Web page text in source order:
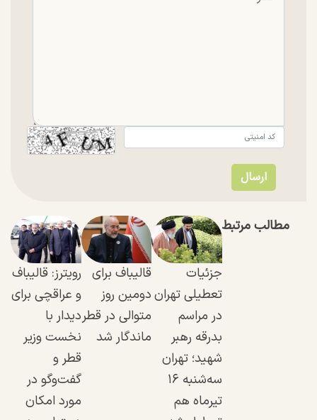
مطالب مرتبط
جزئیات
تعطیلی تهران
در مراسم
بدرقه رهبر
شهید؛ تهران
سه‌شنبه ۱۶
تیرماه هم
قالیباف برای
دومین روز
متوالی در قطر
ماندگار شد
رویترز: قالیباف
و عراقچی برای
دیدار با
نخست وزیر
قطر و
گفت‌و‌گو در
مورد امکان